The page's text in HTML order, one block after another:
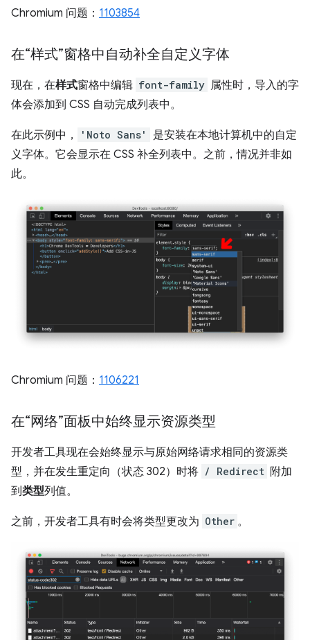
Chromium 问题： 1103854
在“样式”窗格中自动补全自定义字体
现在，在样式窗格中编辑 font-family 属性时，导入的字
体会添加到 CSS 自动完成列表中。
在此示例中， 'Noto Sans'
是安装在本地计算机中的自定
义字体。它会显示在 CSS 补全列表中。之前，情况并非如
此。
Chromium 问题： 1106221
在“网络”面板中始终显示资源类型
开发者工具现在会始终显示与原始网络请求相同的资源类
型，并在发生重定向（状态 302）时将 / Redirect 附加
到类型列值。
之前，开发者工具有时会将类型更改为 Other 。